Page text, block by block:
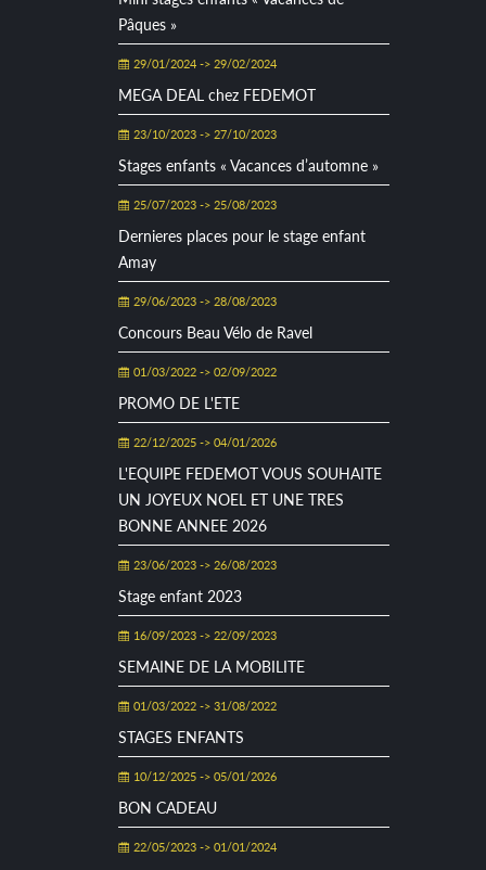
Pâques »
29/01/2024 -> 29/02/2024
MEGA DEAL chez FEDEMOT
23/10/2023 -> 27/10/2023
Stages enfants « Vacances d’automne »
25/07/2023 -> 25/08/2023
Dernieres places pour le stage enfant
Amay
29/06/2023 -> 28/08/2023
Concours Beau Vélo de Ravel
01/03/2022 -> 02/09/2022
PROMO DE L'ETE
22/12/2025 -> 04/01/2026
L'EQUIPE FEDEMOT VOUS SOUHAITE
UN JOYEUX NOEL ET UNE TRES
BONNE ANNEE 2026
23/06/2023 -> 26/08/2023
Stage enfant 2023
16/09/2023 -> 22/09/2023
SEMAINE DE LA MOBILITE
01/03/2022 -> 31/08/2022
STAGES ENFANTS
10/12/2025 -> 05/01/2026
BON CADEAU
22/05/2023 -> 01/01/2024